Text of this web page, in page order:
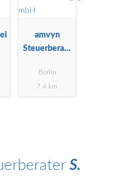
amvyn
Steuerberatu
ft mbH
Berlin
7.4 km
S.